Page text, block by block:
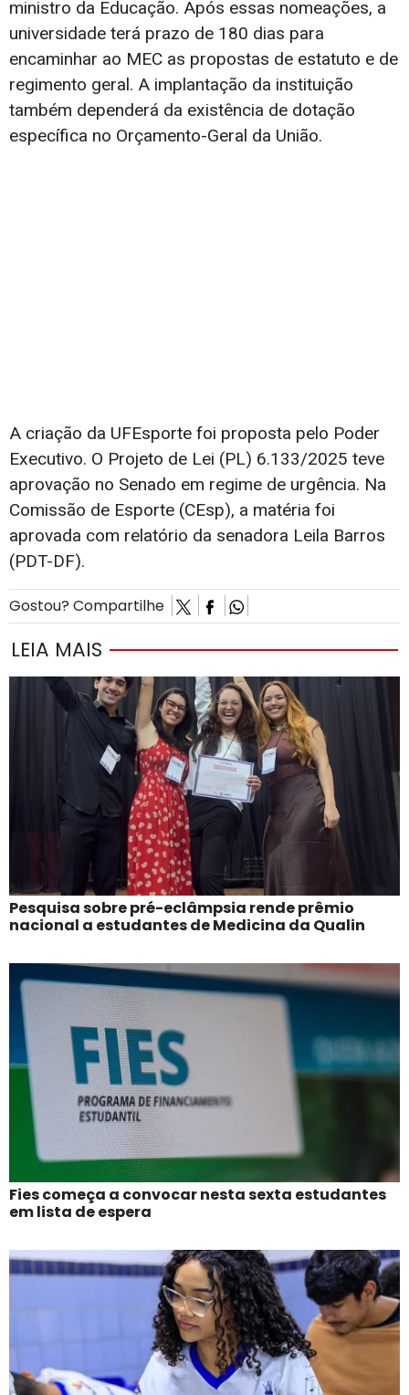
ministro da Educação. Após essas nomeações, a
universidade terá prazo de 180 dias para
encaminhar ao MEC as propostas de estatuto e de
regimento geral. A implantação da instituição
também dependerá da existência de dotação
específica no Orçamento-Geral da União.
A criação da UFEsporte foi proposta pelo Poder
Executivo. O Projeto de Lei (PL) 6.133/2025 teve
aprovação no Senado em regime de urgência. Na
Comissão de Esporte (CEsp), a matéria foi
aprovada com relatório da senadora Leila Barros
(PDT-DF).
Gostou? Compartilhe
LEIA MAIS
Pesquisa sobre pré-eclâmpsia rende prêmio
nacional a estudantes de Medicina da Qualin
Fies começa a convocar nesta sexta estudantes
em lista de espera